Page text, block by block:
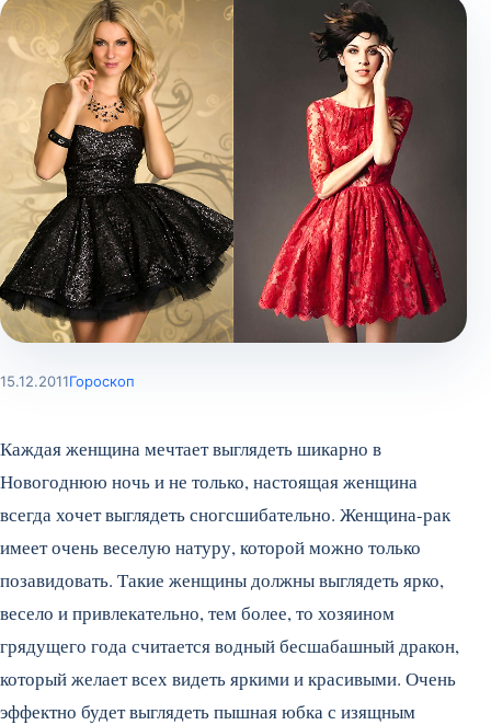
15.12.2011Гороскоп
Каждая женщина мечтает выглядеть шикарно в
Новогоднюю ночь и не только, настоящая женщина
всегда хочет выглядеть сногсшибательно. Женщина-рак
имеет очень веселую натуру, которой можно только
позавидовать. Такие женщины должны выглядеть ярко,
весело и привлекательно, тем более, то хозяином
грядущего года считается водный бесшабашный дракон,
который желает всех видеть яркими и красивыми. Очень
эффектно будет выглядеть пышная юбка с изящным